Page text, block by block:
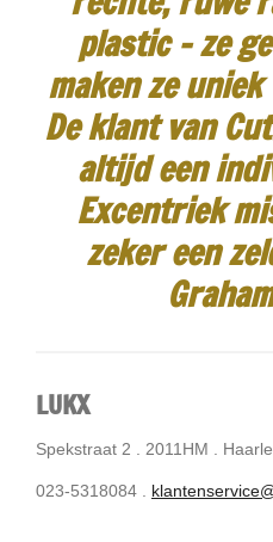
plastic - ze
maken ze
De klant van
altijd een
Excentriek
zeker een
LUKX
Spekstraat 2 . 2011HM .
023-5318084 .